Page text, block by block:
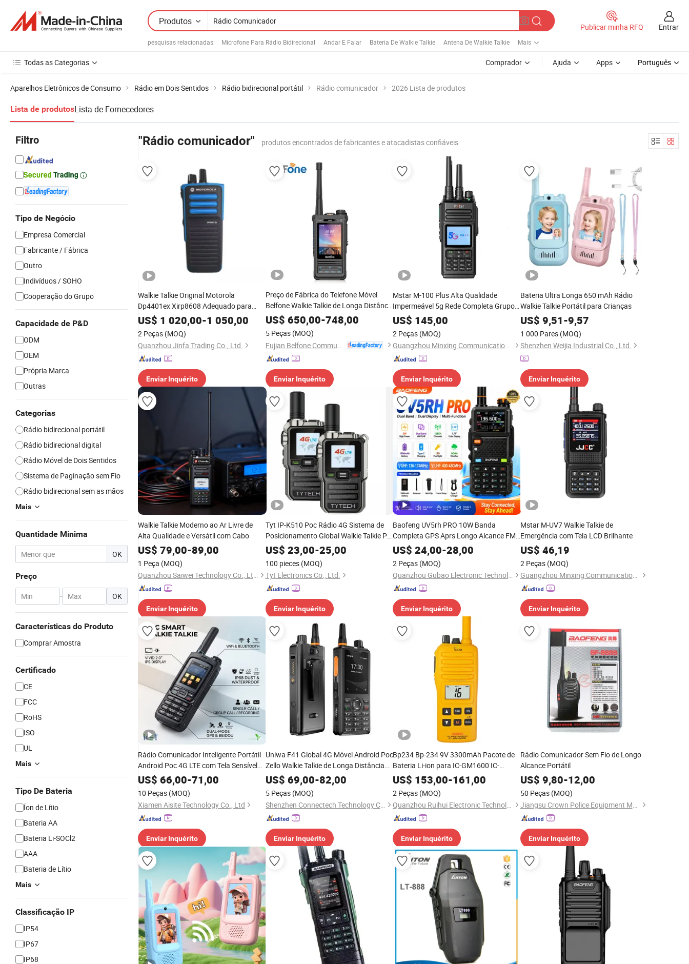
Produtos
pesquisas relacionadas: Microfone Para Rádio Bidirecional Andar E Falar Bateria De Walkie Talkie Antena De Walkie Talkie Mais
Publicar minha RFQ Entrar
Todas as Categorias Comprador Ajuda Apps Português
Aparelhos Eletrônicos de Consumo Rádio em Dois Sentidos Rádio bidirecional portátil Rádio comunicador 2026 Lista de produtos
Lista de produtosLista de Fornecedores
Filtro
Tipo de Negócio
Empresa Comercial
Fabricante / Fábrica
Outro
Indivíduos / SOHO
Cooperação do Grupo
Capacidade de P&D
ODM
OEM
Própria Marca
Outras
Categorias
Rádio bidirecional portátil
Rádio bidirecional digital
Rádio Móvel de Dois Sentidos
Sistema de Paginação sem Fio
Rádio bidirecional sem as mãos
Mais
Quantidade Mínima
OK
Preço
- OK
Características do Produto
Comprar Amostra
Certificado
CE
FCC
RoHS
ISO
UL
Mais
Tipo De Bateria
Íon de Lítio
Bateria AA
Bateria Li-SOCl2
AAA
Bateria de Lítio
Mais
Classificação IP
IP54
IP67
IP68
"Rádio comunicador" produtos encontrados de fabricantes e atacadistas confiáveis
Walkie Talkie Original Motorola
Dp4401ex Xirp8608 Adequado para
Rádio Portátil UHF/VHF
Intercomunicador Digital
US$ 1 020,00-1 050,00
2 Peças (MOQ)
Quanzhou Jinfa Trading Co., Ltd.
Enviar Inquérito
Preço de Fábrica do Telefone Móvel
Belfone Walkie Talkie de Longa Distância
Global Ptt Poc Rádio Bluetooth Walkie
Talkie (BF-SCP810)
US$ 650,00-748,00
5 Peças (MOQ)
Enviar Inquérito
Mstar M-100 Plus Alta Qualidade
Impermeável 5g Rede Completa Grupo
Chamada Walkie Talkie
US$ 145,00
2 Peças (MOQ)
Guangzhou Minxing Communication Equipment Co., Ltd.
Enviar Inquérito
Bateria Ultra Longa 650 mAh Rádio
Walkie Talkie Portátil para Crianças
US$ 9,51-9,57
1 000 Pares (MOQ)
Shenzhen Weijia Industrial Co., Ltd.
Enviar Inquérito
Walkie Talkie Moderno ao Ar Livre de
Alta Qualidade e Versátil com Cabo
US$ 79,00-89,00
1 Peça (MOQ)
Quanzhou Saiwei Technology Co., Ltd.
Enviar Inquérito
Tyt IP-K510 Poc Rádio 4G Sistema de
Posicionamento Global Walkie Talkie Ptt
Sos Monitor Rádio Preço de Fábrica
US$ 23,00-25,00
100 pieces (MOQ)
Tyt Electronics Co., Ltd.
Enviar Inquérito
Baofeng UV5rh PRO 10W Banda
Completa GPS Aprs Longo Alcance FM
com Ipx5 Walkie Talkie Resistente à
Água
US$ 24,00-28,00
2 Peças (MOQ)
Quanzhou Gubao Electronic Technology Co., Ltd.
Enviar Inquérito
Mstar M-UV7 Walkie Talkie de
Emergência com Tela LCD Brilhante
US$ 46,19
2 Peças (MOQ)
Guangzhou Minxing Communication Equipment Co., Ltd.
Enviar Inquérito
Rádio Comunicador Inteligente Portátil
Android Poc 4G LTE com Tela Sensível
ao Toque, Dois Caminhos, GPS e
Navegação por WiFi
US$ 66,00-71,00
10 Peças (MOQ)
Xiamen Aisite Technology Co., Ltd
Enviar Inquérito
Uniwa F41 Global 4G Móvel Android Poc
Zello Walkie Talkie de Longa Distância
com Cartão SIM
US$ 69,00-82,00
5 Peças (MOQ)
Shenzhen Connectech Technology Co., Ltd.
Enviar Inquérito
Bp234 Bp-234 9V 3300mAh Pacote de
Bateria Li-ion para IC-GM1600 IC-
GM1600e Walkie Talkie Gmdss Bateria
de Grande Capacidade
US$ 153,00-161,00
2 Peças (MOQ)
Quanzhou Ruihui Electronic Technology Co., Ltd.
Enviar Inquérito
Rádio Comunicador Sem Fio de Longo
Alcance Portátil
US$ 9,80-12,00
50 Peças (MOQ)
Jiangsu Crown Police Equipment Manufacturing Co., Ltd.
Enviar Inquérito